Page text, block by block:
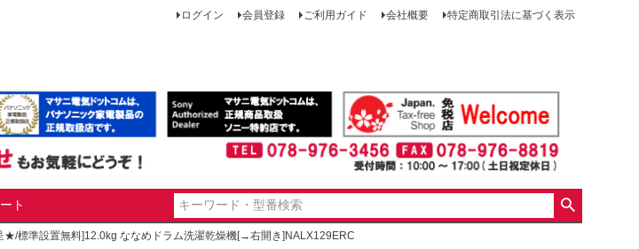
ログイン 会員登録 ご利用ガイド 会社概要 特定商取引法に基づく表示
ト
標準設置無料]12.0kg ななめドラム洗濯乾燥機[→右開き]NALX129ERC